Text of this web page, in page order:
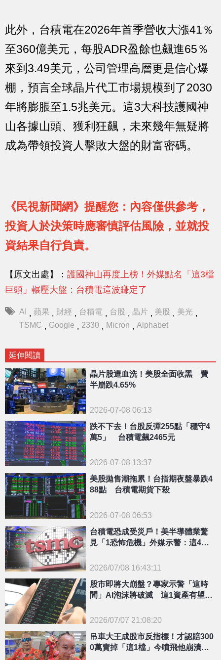
此外，台積電在2026年首季營收大漲41％
至360億美元，每股ADR盈餘也飆進65％
來到3.49美元，公司管理高層更是信心爆
棚，預言全球晶片代工市場規模到了2030
年將膨脹至1.5兆美元。這3大科技護國神
山各據山頭、獲利狂飆，未來幾年無疑將
成為帶領投資人擊敗大盤的財富密碼。
《民視新聞網》提醒您：內容僅供參考，
投資人於決策時應審慎評估風險，並就投
資結果自行負責。
【原文出處】： 護國神山再度上榜！外媒點名「這3檔
巨頭」輾壓大盤：台積電這波賺定了
AI 蘋果 財經 台積電 台股 晶片 美股 美光
TSMC , Google , 2330 , Micron , Alphabet
延伸閱讀
晶片股遭血洗！美股全面收黑 費
半崩跌4.65%
2026-07-08 06:13
跌不下去！台股反彈255點「穩守4
萬5」 台積電飆2465元
2026-07-08 13:37
美股拋售潮拖累！台指期夜盤暴跌4
88點 台積電期貨下殺
2026-07-08 06:53
{PLAYICON}
台積電恐成受災戶！美半導體業驚
見「1恐怖危機」外媒示警：這4大
2026/07/08 16:43:11
{PLAYICON}
股市即將大崩盤？專家示警「這時
間」AI泡沫將破滅 這1資產有望正
2026/07/07 21:08:20
吊車大王成股市反指標！才認賠300
0萬賣掉「這1檔」今噴飛他崩潰：